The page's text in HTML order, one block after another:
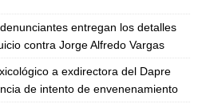
entregan los detalles
contra Jorge Alfredo Vargas
a exdirectora del Dapre
de intento de envenenamiento